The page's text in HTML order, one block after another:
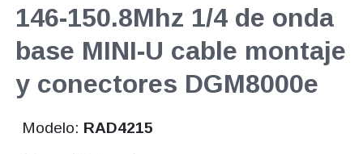
146-150.8Mhz 1/4 de onda
base MINI-U cable montaje
y conectores DGM8000e
Modelo: RAD4215